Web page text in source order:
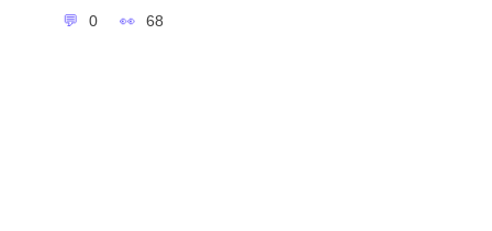
0 68